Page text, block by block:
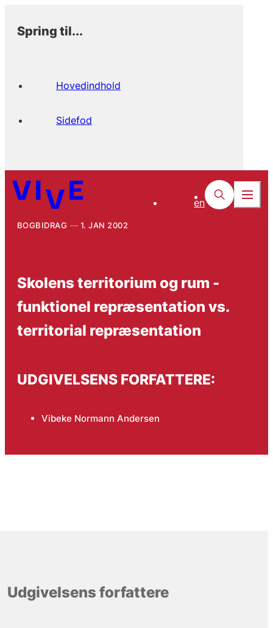
Spring til...
Hovedindhold
Sidefod
en
BOGBIDRAG 1. JAN 2002
Skolens territorium og rum -
funktionel repræsentation vs.
territorial repræsentation
UDGIVELSENS FORFATTERE:
Vibeke Normann Andersen
Udgivelsens forfattere